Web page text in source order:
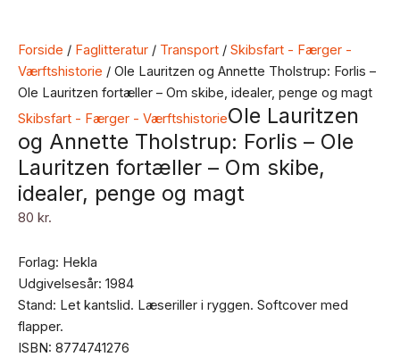
Forside / Faglitteratur / Transport / Skibsfart - Færger -
Værftshistorie / Ole Lauritzen og Annette Tholstrup: Forlis –
Ole Lauritzen fortæller – Om skibe, idealer, penge og magt
Skibsfart - Færger - VærftshistorieOle Lauritzen
og Annette Tholstrup: Forlis – Ole
Lauritzen fortæller – Om skibe,
idealer, penge og magt
80 kr.
Forlag: Hekla
Udgivelsesår: 1984
Stand: Let kantslid. Læseriller i ryggen. Softcover med
flapper.
ISBN: 8774741276